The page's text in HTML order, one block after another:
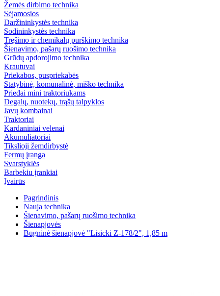
Žemės dirbimo technika
Sėjamosios
Daržininkystės technika
Sodininkystės technika
Tręšimo ir chemikalų purškimo technika
Šienavimo, pašarų ruošimo technika
Grūdų apdorojimo technika
Krautuvai
Priekabos, puspriekabės
Statybinė, komunalinė, miško technika
Priedai mini traktoriukams
Degalų, nuotekų, trąšų talpyklos
Javų kombainai
Traktoriai
Kardaniniai velenai
Akumuliatoriai
Tikslioji žemdirbystė
Fermų įranga
Svarstyklės
Barbekiu įrankiai
Įvairūs
Pagrindinis
Nauja technika
Šienavimo, pašarų ruošimo technika
Šienapjovės
Būgninė šienapjovė "Lisicki Z-178/2", 1,85 m